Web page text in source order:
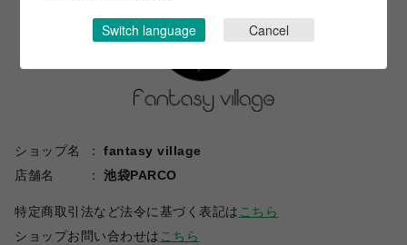
ショップ名
fantasy village
店舗名
池袋PARCO
特定商取引法など法令に基づく表記は こちら
ショップお問い合わせは こちら
Switch language Cancel